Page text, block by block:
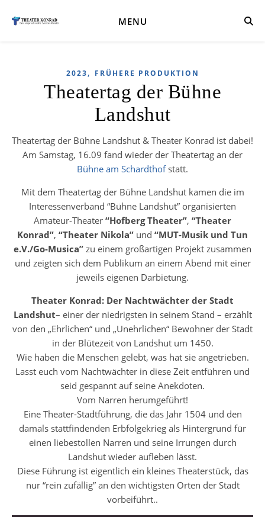
MENU
2023, FRÜHERE PRODUKTION
Theatertag der Bühne
Landshut
Theatertag der Bühne Landshut & Theater Konrad ist
dabei! Am Samstag, 16.09 fand wieder der Theatertag an
derBühne am Schardthofstatt.
Mit dem Theatertag der Bühne Landshut kamen die im
Interessenverband “Bühne Landshut” organisierten
Amateur-Theater “Hofberg Theater” ,“Theater
Konrad”,“Theater Nikola” und “MUT-Musik und Tun
e.V./Go-Musica”zu einem großartigen Projekt zusammen
und zeigten sich dem Publikum an einem Abend mit einer
jeweils eigenen Darbietung.
Theater Konrad: Der Nachtwächter der Stadt
Landshut– einer der niedrigsten in seinem Stand – erzählt
von den „Ehrlichen“ und „Unehrlichen“ Bewohner der Stadt
in der Blütezeit von Landshut um 1450.
Wie haben die Menschen gelebt, was hat sie angetrieben.
Lasst euch vom Nachtwächter in diese Zeit entführen und
seid gespannt auf seine Anekdoten.
Vom Narren herumgeführt!
Eine Theater-Stadtführung, die das Jahr 1504 und den
damals stattfindenden Erbfolgekrieg als Hintergrund für
einen liebestollen Narren und seine Irrungen durch
Landshut wieder aufleben lässt.
Diese Führung ist eigentlich ein kleines Theaterstück, das
nur “rein zufällig” an den wichtigsten Orten der Stadt
vorbeiführt..